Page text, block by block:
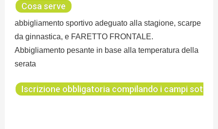
Cosa serve
abbigliamento sportivo adeguato alla stagione, scarpe
da ginnastica, e FARETTO FRONTALE.
Abbigliamento pesante in base alla temperatura della
serata
Iscrizione obbligatoria compilando i campi sotto